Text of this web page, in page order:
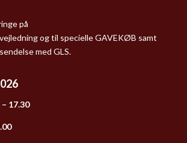
på
og til specielle GAVEKØB samt
med GLS.
17.30